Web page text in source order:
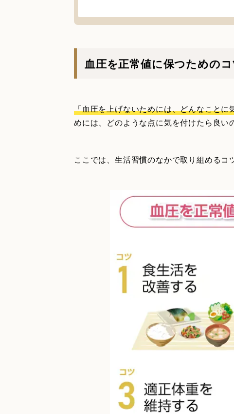
血圧を正常値に保つためのコ
「血圧を上げないためには、どんなことに
めには、どのような点に気を付けたら良い
ここでは、生活習慣のなかで取り組めるコ